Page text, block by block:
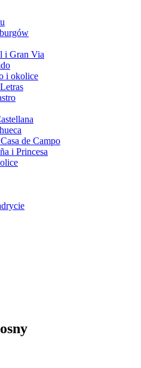
i Gran Via
i okolice
de Campo
i Princesa